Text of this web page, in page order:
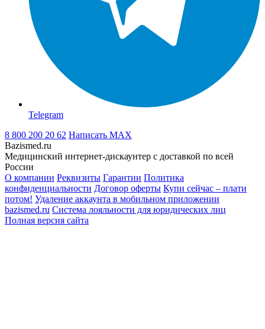
Telegram
8 800 200 20 62 Написать MAX
Bazismed.ru
Медицинский интернет-дискаунтер с доставкой по всей
России
О компании Реквизиты Гарантии Политика
конфиденциальности Договор оферты Купи сейчас – плати
потом! Удаление аккаунта в мобильном приложении
bazismed.ru Система лояльности для юридических лиц
Полная версия сайта